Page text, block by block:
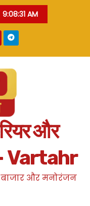
9:08:32 AM
और
Vartahr
बाजार और मनोरंजन